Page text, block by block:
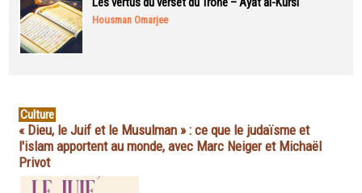
Housman Omarjee
Culture
« Dieu, le Juif et le Musulman » : ce que le judaïsme et
l'islam apportent au monde, avec Marc Neiger et Michaël
Privot